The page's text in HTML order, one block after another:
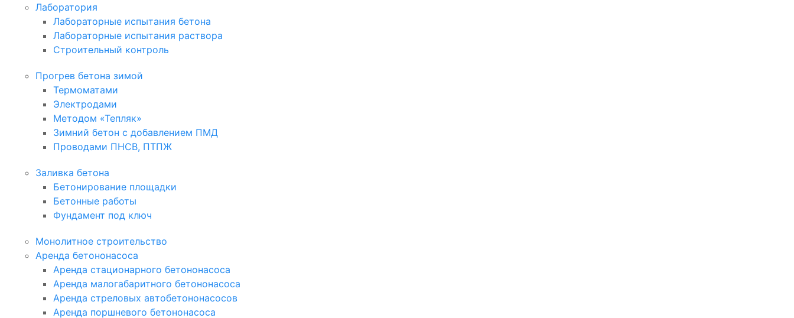
Лаборатория
Лабораторные испытания бетона
Лабораторные испытания раствора
Строительный контроль
Прогрев бетона зимой
Термоматами
Электродами
Методом «Тепляк»
Зимний бетон с добавлением ПМД
Проводами ПНСВ, ПТПЖ
Заливка бетона
Бетонирование площадки
Бетонные работы
Фундамент под ключ
Монолитное строительство
Аренда бетононасоса
Аренда стационарного бетононасоса
Аренда малогабаритного бетононасоса
Аренда стреловых автобетононасосов
Аренда поршневого бетононасоса